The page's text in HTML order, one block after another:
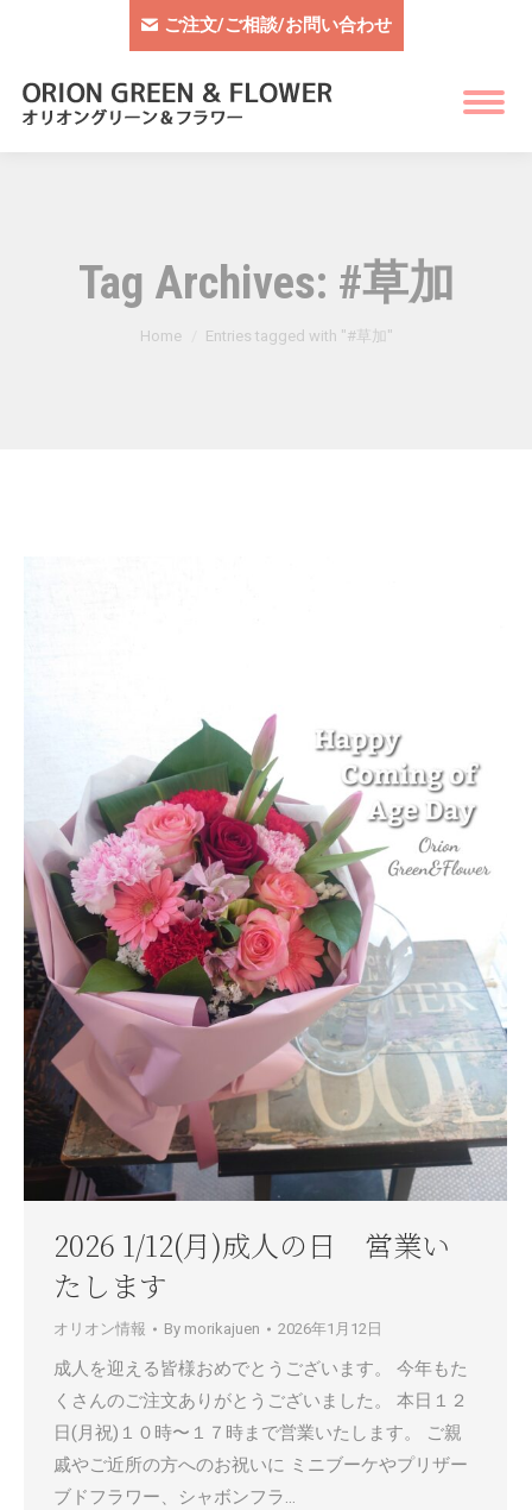
ご注文/ご相談/お問い合わせ
Tag Archives: #草加
You are here:
Home Entries tagged with "#草加"
2026 1/12(月)成人の日 営業い
たします
オリオン情報 By morikajuen 2026年1月12日
成人を迎える皆様おめでとうございます。 今年もた
くさんのご注文ありがとうございました。 本日１２
日(月祝)１０時〜１７時まで営業いたします。 ご親
戚やご近所の方へのお祝いに ミニブーケやプリザー
ブドフラワー、シャボンフラ…